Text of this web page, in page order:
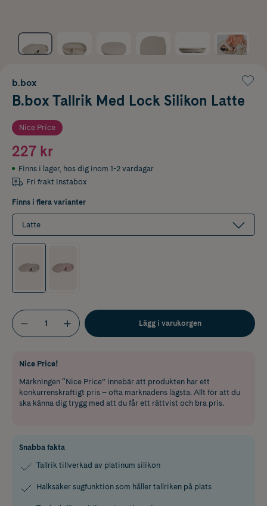
b.box
B.box Tallrik Med Lock Silikon Latte
Nice Price
227 kr
Finns i lager, hos dig inom 1-2 vardagar
Fri frakt Instabox
Finns i flera varianter
Latte
Lägg i varukorgen
Nice Price!
Märkningen “Nice Price” innebär att produkten har ett
konkurrenskraftigt pris – ofta marknadens lägsta. Allt för att du
ska känna dig trygg med att du får ett rättvist och bra pris.
Snabba fakta
Tallrik tillverkad av platinum silikon
Halksäker sugfunktion som håller tallriken på plats